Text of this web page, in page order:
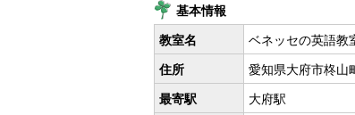
基本情報
教室名
ベネッセの英語
住所
愛知県大府市柊山
最寄駅
大府駅